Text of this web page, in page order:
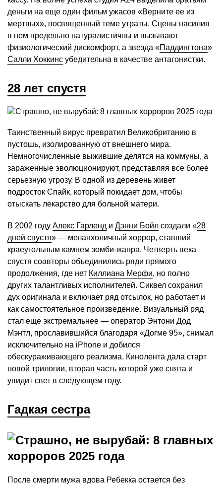
деньги на еще один фильм ужасов «Верните ее из
мертвых», посвященный теме утраты. Сцены насилия
в нем предельно натуралистичны и вызывают
физиологический дискомфорт, а звезда «Паддингтона»
Салли Хоккинс убедительна в качестве антагонистки.
28 лет спустя
Таинственный вирус превратил Великобританию в
пустошь, изолированную от внешнего мира.
Немногочисленные выжившие делятся на коммуны, а
зараженные эволюционируют, представляя все более
серьезную угрозу. В одной из деревень живет
подросток Спайк, который покидает дом, чтобы
отыскать лекарство для больной матери.
В 2002 году Алекс Гарленд и Дэнни Бойл создали «28
дней спустя» — меланхоличный хоррор, ставший
краеугольным камнем зомби-жанра. Четверть века
спустя соавторы объединились ряди прямого
продолжения, где нет Киллиана Мерфи, но полно
других талантливых исполнителей. Сиквел сохранил
дух оригинала и включает ряд отсылок, но работает и
как самостоятельное произведение. Визуальный ряд
стал еще экстремальнее — оператор Энтони Дод
Мэнтл, прославившийся благодаря «Догме 95», снимал
исключительно на iPhone и добился
обескураживающего реализма. Кинолента дала старт
новой трилогии, вторая часть которой уже снята и
увидит свет в следующем году.
Гадкая сестра
После смерти мужа вдова Ребекка остается без